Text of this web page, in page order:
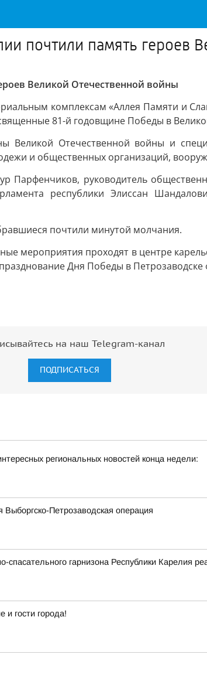
почтили память героев
Великой Отечественной войны
комплексам «Аллея Памяти и
81-й годовщине Победы в
Великой Отечественной войны и
и общественных организаций,
Парфенчиков, руководитель
республики Элиссан
почтили минутой молчания.
мероприятия проходят в центре
Дня Победы в
на наш Telegram-канал
ПОДПИСАТЬСЯ
региональных новостей конца недели:
Петрозаводская операция
гарнизона Республики Карелия
и гости города!